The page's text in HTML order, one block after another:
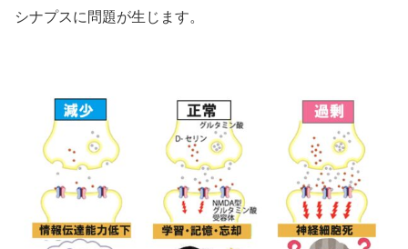
シナプスに問題が生じます。